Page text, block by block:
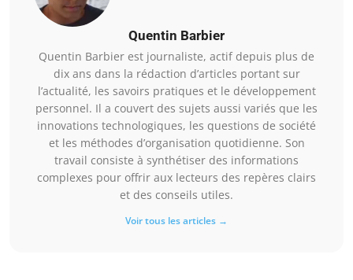
Quentin Barbier
Quentin Barbier est journaliste, actif depuis plus de
dix ans dans la rédaction d’articles portant sur
l’actualité, les savoirs pratiques et le développement
personnel. Il a couvert des sujets aussi variés que les
innovations technologiques, les questions de société
et les méthodes d’organisation quotidienne. Son
travail consiste à synthétiser des informations
complexes pour offrir aux lecteurs des repères clairs
et des conseils utiles.
Voir tous les articles →